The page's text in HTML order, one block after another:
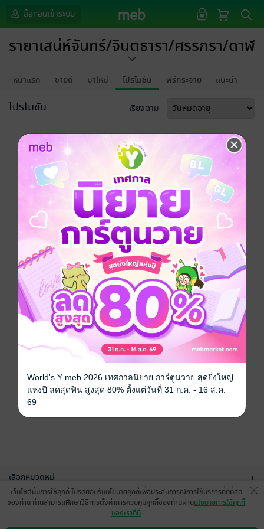
ล็อกอินเข้าระบบ
รายาเสน่ห์จันทร์/จินตธารา/ศรรกรา/ดาฬ
หน้าแรก ขายดี มาใหม่ โปรโมชัน ฟรีกระจาย แนะนำ
โปรโมชัน เรียงตาม
ขออภัยด้วยนะคะ
ไม่พบข้อมูลในหัวข้อที่คุณกำลังชมค่ะ
เลือกหมวดหมู่ +
บริการช่วยเหลือ
เว็บไซต์นี้มีการใช้คุกกี้ โปรดยอมรับนโยบายคุกกี้เพื่อประสบการณ์การใช้บริการที่ดีที่สุด
ของท่าน ท่านสามารถศึกษาวิธีการตั้งค่าการควบคุมคุกกี้ของท่านผ่านนโยบายการใช้คุกกี้
ของเราที่นี่
World's Y meb 2026 เทศกาลนิยาย การ์ตูนวาย สุดยิ่งใหญ่
แห่งปี ลดสุดฟิน สูงสุด 80% ตั้งแต่วันที่ 31 ก.ค. - 16 ส.ค.
69